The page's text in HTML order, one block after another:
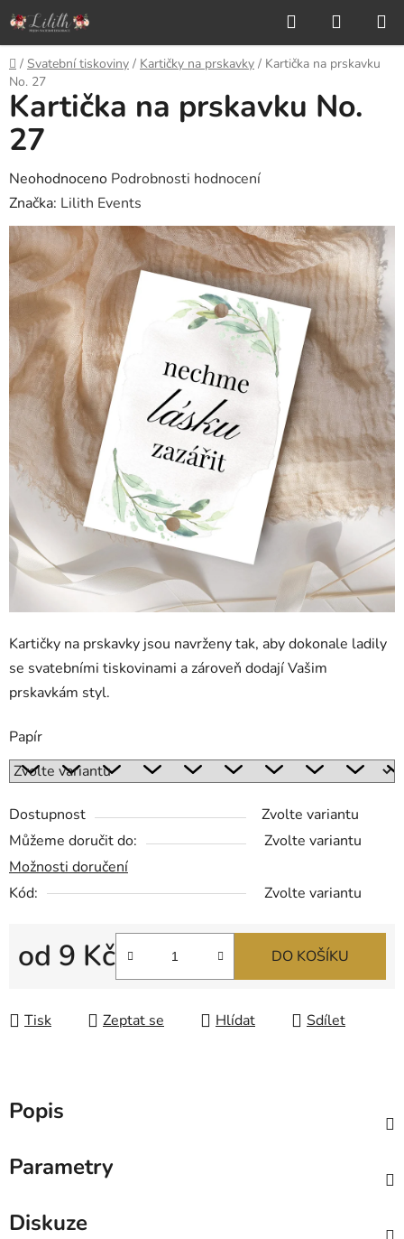
Přejít
na
obsah
Hledat
KOŠÍK
Domů
/ Svatební tiskoviny / Kartičky na prskavky / Kartička na prskavku
No. 27
Kartičky na prskavky jsou navrženy tak, aby dokonale ladily
se svatebními tiskovinami a zároveň dodají Vašim
prskavkám styl.
Papír
Dostupnost
Zvolte variantu
Můžeme doručit do:
Zvolte variantu
Možnosti doručení
Kód:
Zvolte variantu
od 9 Kč DO KOŠÍKU
Tisk Zeptat se Hlídat Sdílet
Kartička na prskavku No.
27
Průměrné
hodnocení
produktu
je
0,0
z
5
hvězdiček.
Neohodnoceno Podrobnosti hodnocení
Značka: Lilith Events
Popis
Parametry
Diskuze